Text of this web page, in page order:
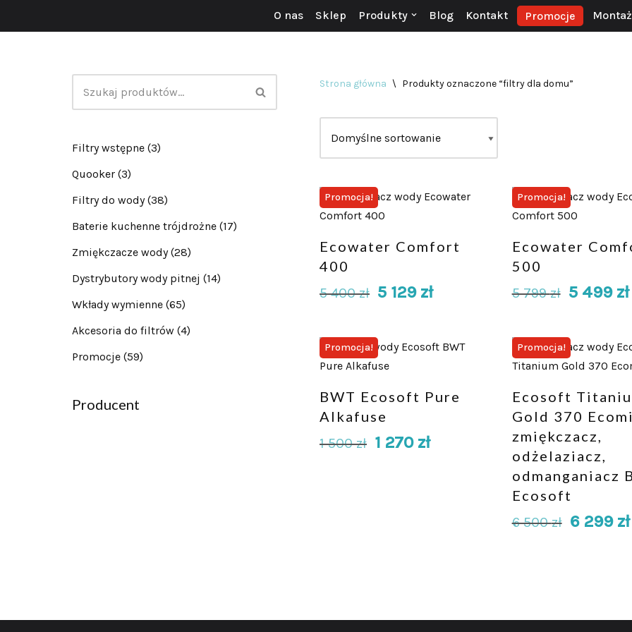
O nas Sklep Produkty Blog Kontakt Promocje
Filtry wstępne (3)
Quooker (3)
Filtry do wody (38)
Baterie kuchenne trójdrożne (17)
Zmiękczacze wody (28)
Dystrybutory wody pitnej (14)
Wkłady wymienne (65)
Akcesoria do filtrów (4)
Promocje (59)
Producent
Strona główna \ Produkty oznaczone “filtry dla domu”
Promocja!
Ecowater Comfort
400
5 400zł 5 129 zł
Promocja!
Ecowater
500
5 799zł 5 499 zł
Promocja!
BWT Ecosoft Pure
Alkafuse
1 500zł 1 270 zł
Promocja!
Ecosoft
Gold 370
zmiękczacz,
odżelaziacz,
odmanganiacz
Ecosoft
6 500zł 6 299 zł